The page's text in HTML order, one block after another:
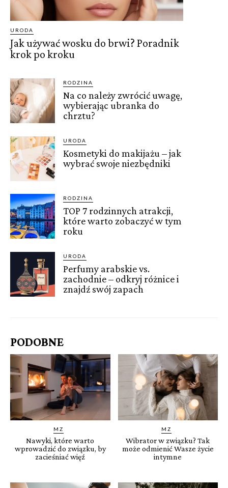
URODA
Jak używać wosku do brwi? Poradnik
krok po kroku
RODZINA
Na co należy zwrócić uwagę,
wybierając ubranka do
chrztu?
URODA
Kosmetyki do makijażu – jak
wybrać swoje niezbędniki
RODZINA
TOP 7 rodzinnych atrakcji,
które warto zobaczyć w tym
roku
URODA
Perfumy arabskie vs.
zachodnie – odkryj różnice i
znajdź swój zapach
PODOBNE
MZ
Nawyki, które warto
wprowadzić do związku, by
zacieśniać więź
MZ
Wibrator w związku? Tak
może odmienić Wasze życie
intymne